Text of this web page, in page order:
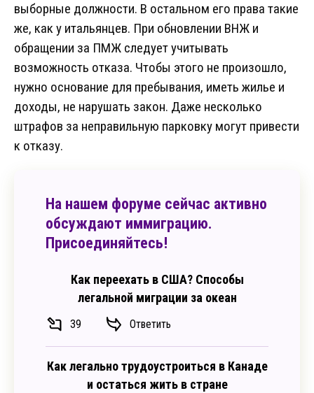
выборные должности. В остальном его права такие
же, как у итальянцев. При обновлении ВНЖ и
обращении за ПМЖ следует учитывать
возможность отказа. Чтобы этого не произошло,
нужно основание для пребывания, иметь жилье и
доходы, не нарушать закон. Даже несколько
штрафов за неправильную парковку могут привести
к отказу.
На нашем форуме сейчас активно
обсуждают иммиграцию.
Присоединяйтесь!
Как переехать в США? Способы
легальной миграции за океан
39 Ответить
Как легально трудоустроиться в Канаде
и остаться жить в стране